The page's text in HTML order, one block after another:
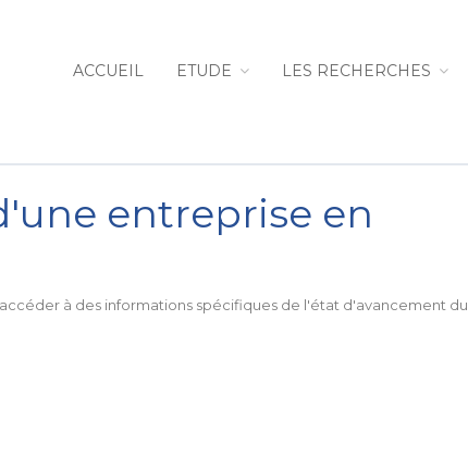
ACCUEIL ETUDE LES RECHERCHES
entreprise en
à des informations spécifiques de l'état d'avancement du